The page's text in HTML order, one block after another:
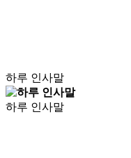
하루 인사말
하루 인사말